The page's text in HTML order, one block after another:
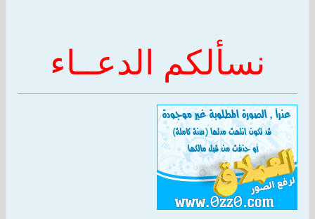
نسألكم الدعــاء